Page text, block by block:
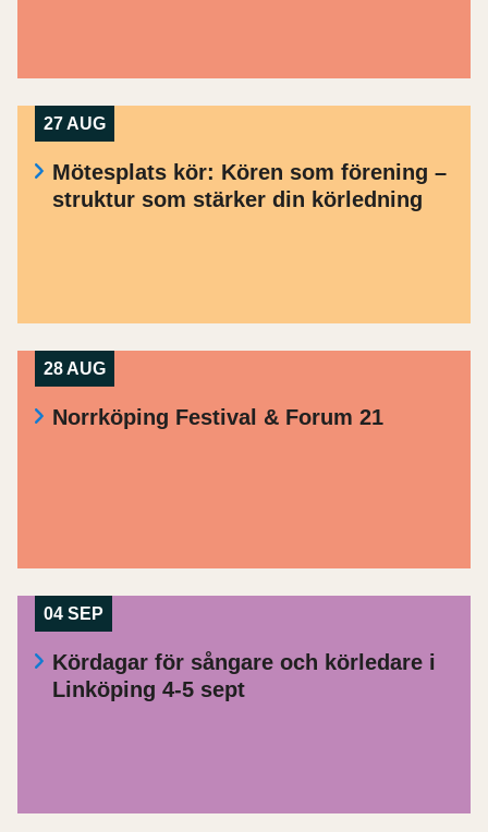
27 AUG
Mötesplats kör: Kören som förening –
struktur som stärker din körledning
28 AUG
Norrköping Festival & Forum 21
04 SEP
Kördagar för sångare och körledare i
Linköping 4-5 sept